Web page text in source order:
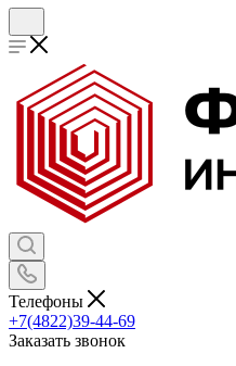
Телефоны
+7(4822)39-44-69
Заказать звонок